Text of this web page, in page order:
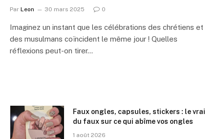
Par Leon 30 mars 2025 0
Imaginez un instant que les célébrations des chrétiens et
des musulmans coïncident le même jour ! Quelles
réflexions peut-on tirer…
Faux ongles, capsules, stickers : le vrai
du faux sur ce qui abîme vos ongles
1 août 2026